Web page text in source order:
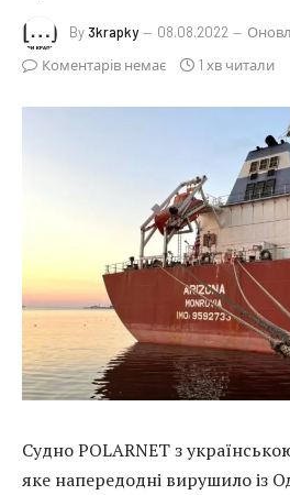
By 3krapky 08.08.2022
Коментарів немає
1 хв читали
Судно POLARNET з
яке напередодні вирушило із